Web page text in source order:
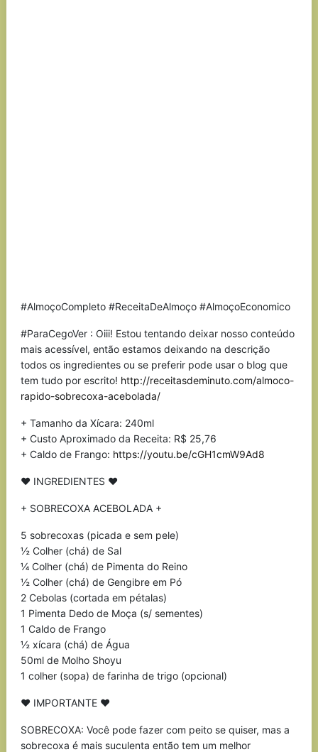
#AlmoçoCompleto #ReceitaDeAlmoço #AlmoçoEconomico
#ParaCegoVer : Oiii! Estou tentando deixar nosso conteúdo
mais acessível, então estamos deixando na descrição
todos os ingredientes ou se preferir pode usar o blog que
tem tudo por escrito! http://receitasdeminuto.com/almoco-
rapido-sobrecoxa-acebolada/
+ Tamanho da Xícara: 240ml
+ Custo Aproximado da Receita: R$ 25,76
+ Caldo de Frango: https://youtu.be/cGH1cmW9Ad8
♥ INGREDIENTES ♥
+ SOBRECOXA ACEBOLADA +
5 sobrecoxas (picada e sem pele)
½ Colher (chá) de Sal
¼ Colher (chá) de Pimenta do Reino
½ Colher (chá) de Gengibre em Pó
2 Cebolas (cortada em pétalas)
1 Pimenta Dedo de Moça (s/ sementes)
1 Caldo de Frango
½ xícara (chá) de Água
50ml de Molho Shoyu
1 colher (sopa) de farinha de trigo (opcional)
♥ IMPORTANTE ♥
SOBRECOXA: Você pode fazer com peito se quiser, mas a
sobrecoxa é mais suculenta então tem um melhor